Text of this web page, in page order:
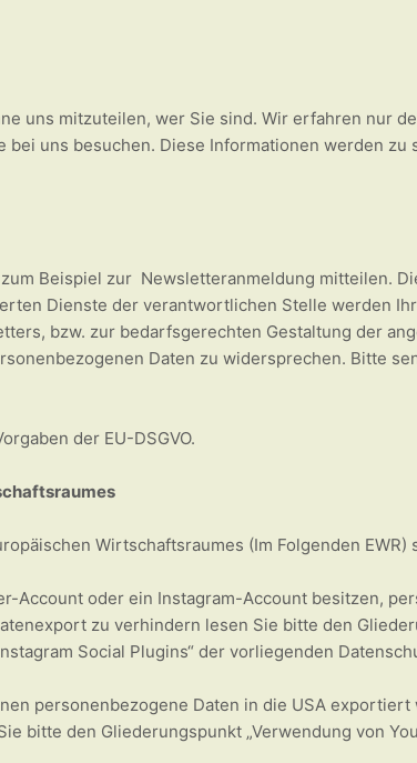
uns mitzuteilen, wer Sie sind. Wir erfahren nur
uns besuchen. Diese Informationen werden zu
Beispiel zur Newsletteranmeldung mitteilen.
Dienste der verantwortlichen Stelle werden
bzw. zur bedarfsgerechten Gestaltung der
Daten zu widersprechen. Bitte
der EU-DSGVO.
Wirtschaftsraumes (Im Folgenden EWR)
oder ein Instagram-Account besitzen,
zu verhindern lesen Sie bitte den
Social Plugins“ der vorliegenden
personenbezogene Daten in die USA exportiert
bitte den Gliederungspunkt „Verwendung von